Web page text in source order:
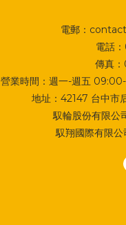
電郵：
電話
傳真
營業時間：週一-週五
地址： 42147 台中市
馭輪股份有限
馭翔國際有限